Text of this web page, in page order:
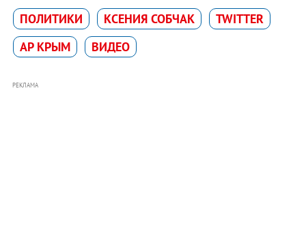
ПОЛИТИКИ КСЕНИЯ СОБЧАК
TWITTER
АР КРЫМ
ВИДЕО
РЕКЛАМА